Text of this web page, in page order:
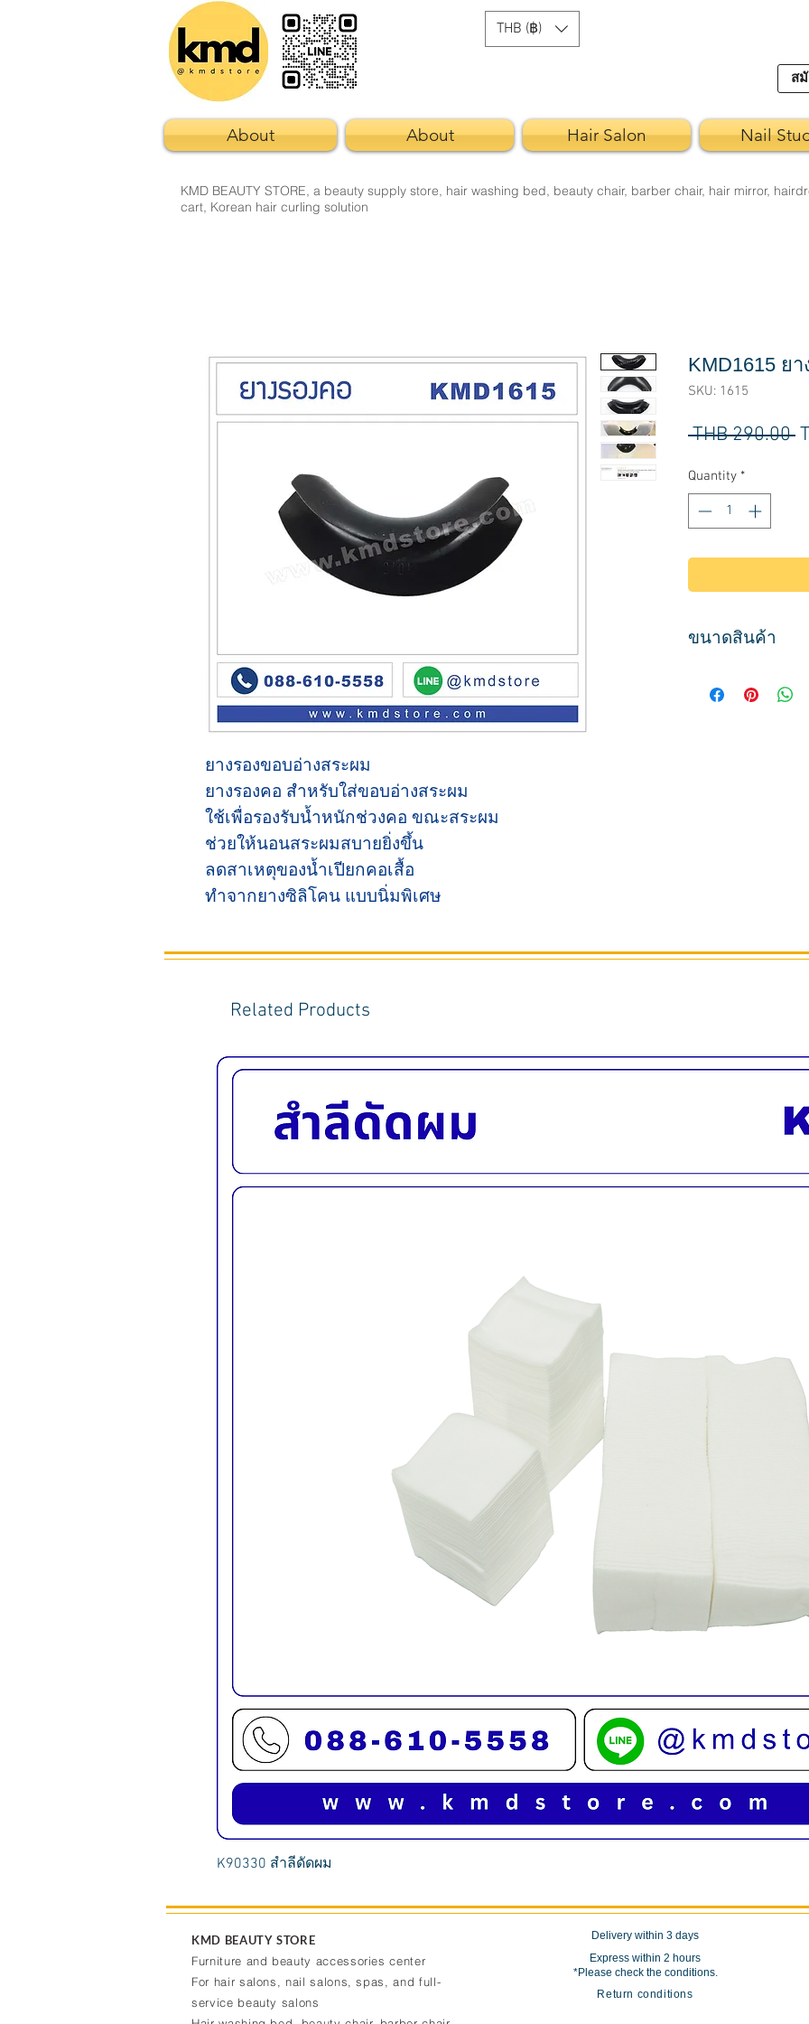
THB (฿)
ส
About About Hair Salon Nail
KMD BEAUTY STORE, a beauty supply store, hair washing bed, beauty chair, barber chair, hair mirror,
cart, Korean hair curling solution
ยางรองขอบอ่างสระผม
ยางรองคอ สำหรับใส่ขอบอ่างสระผม
ใช้เพื่อรองรับน้ำหนักช่วงคอ ขณะสระผม
ช่วยให้นอนสระผมสบายยิ่งขึ้น
ลดสาเหตุของน้ำเปียกคอเสื้อ
ทำจากยางซิลิโคน แบบนิ่มพิเศษ
KMD1615 ย
SKU: 1615
THB 290.00
Quantity *
ขนาดสินค้า
กว้าง 18 ซม.
Related Products
K90330 สำลีดัดผม
KMD BEAUTY STORE
Furniture and beauty accessories center
For hair salons, nail salons, spas, and full-
service beauty salons
Delivery within 3 days
Express within 2 hours
*Please check the conditions.
Return conditions